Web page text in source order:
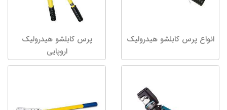
انواع پرس کابلشو هیدرولیک
پرس کابلشو هیدرولیک
اروپایی